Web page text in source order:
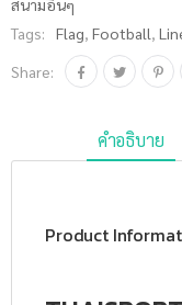
สนามอื่นๆ
Tags:
Flag, Football,
Share:
คำอธิบาย
Product